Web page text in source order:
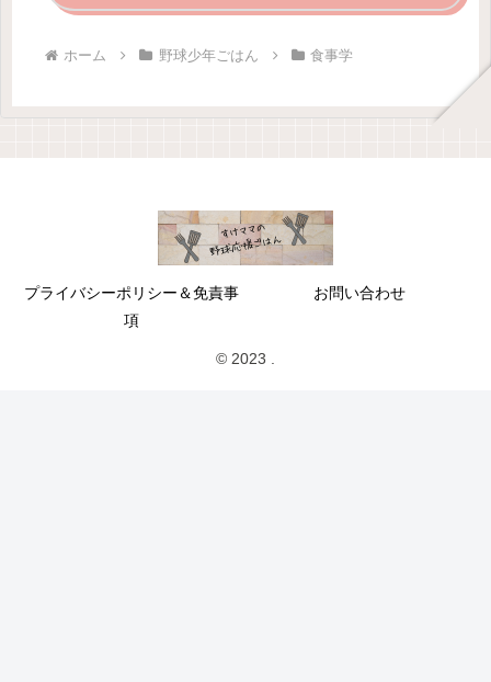
ホーム 野球少年ごはん 食事学
プライバシーポリシー＆免責事
項
お問い合わせ
© 2023 .